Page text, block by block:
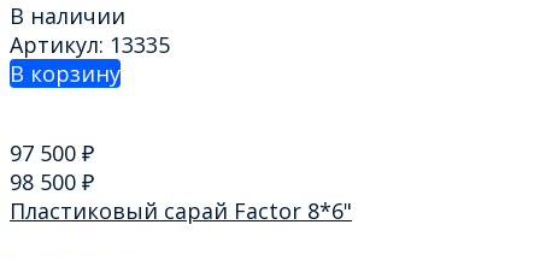
В наличии
Артикул: 13335
В корзину
97 500 ₽
98 500 ₽
Пластиковый сарай Factor 8*6"